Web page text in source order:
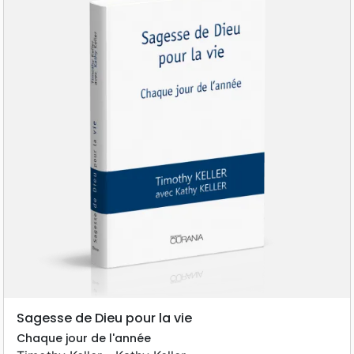
Sagesse de Dieu pour la vie
Chaque jour de l'année